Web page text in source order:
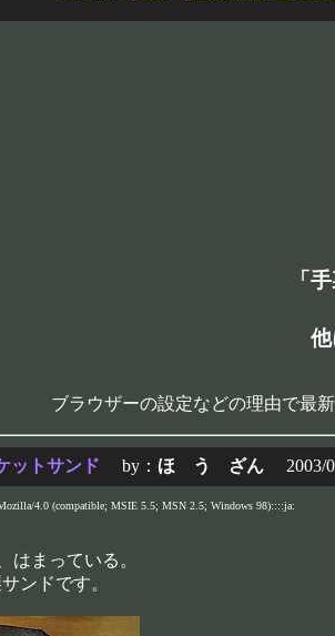
「
ブラウザーの設定などの理由で最
トサンド by： ほ う ざん 2003/
4.0 (compatible; MSIE 5.5; MSN 2.5; Windows 98)::::ja:
はまっている。
ンドです。